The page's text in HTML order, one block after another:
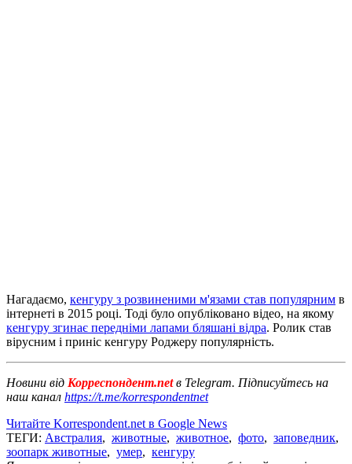
Нагадаємо, кенгуру з розвиненими м'язами став популярним в
інтернеті в 2015 році. Тоді було опубліковано відео, на якому
кенгуру згинає передніми лапами бляшані відра. Ролик став
вірусним і приніс кенгуру Роджеру популярність.
Новини від Корреспондент.netв Telegram. Підписуйтесь на
наш канал https://t.me/korrespondentnet
Читайте Korrespondent.net в Google News
ТЕГИ: Австралия, животные, животное, фото, заповедник,
зоопарк животные, умер, кенгуру